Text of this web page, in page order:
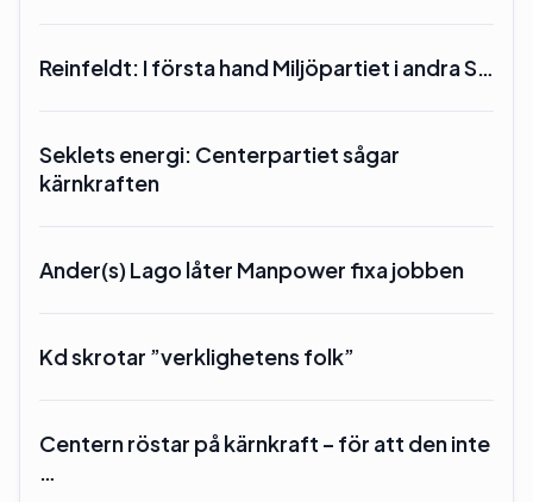
Reinfeldt: I första hand Miljöpartiet i andra S…
Seklets energi: Centerpartiet sågar
kärnkraften
Ander(s) Lago låter Manpower fixa jobben
Kd skrotar ”verklighetens folk”
Centern röstar på kärnkraft – för att den inte
…